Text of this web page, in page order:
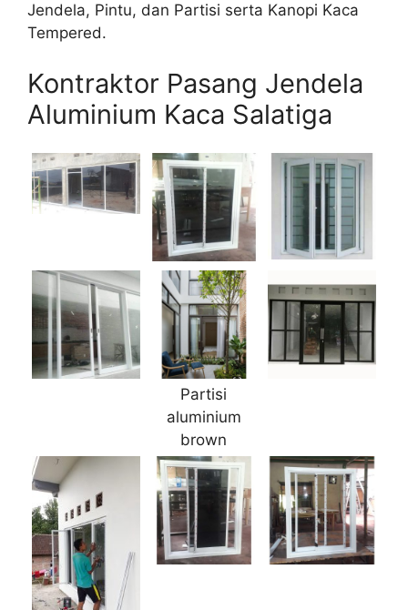
Jendela, Pintu, dan Partisi serta Kanopi Kaca
Tempered.
Kontraktor Pasang Jendela
Aluminium Kaca Salatiga
Partisi
aluminium
brown